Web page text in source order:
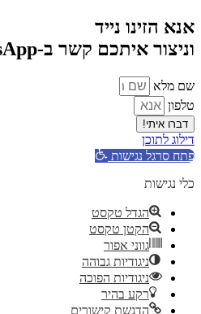
אנא הזינו נייד
וניצור איתכם קשר ב-WhatsApp
שם מלא
טלפון
דברו איתי!
דילוג לתוכן
פתח סרגל נגישות
כלי נגישות
הגדל טקסט
הקטן טקסט
גווני אפור
ניגודיות גבוהה
ניגודיות הפוכה
רקע בהיר
הדגשת קישורים